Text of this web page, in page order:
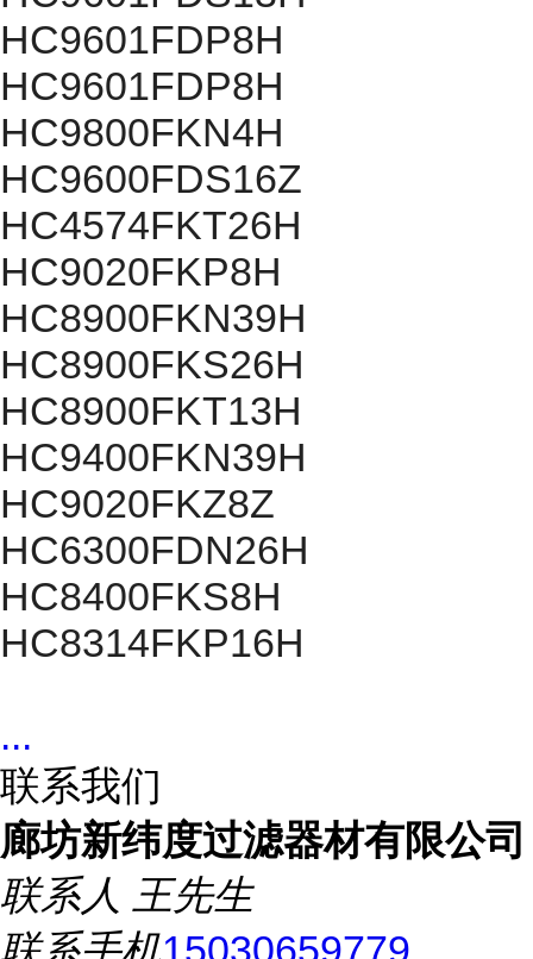
HC9601FDP8H
HC9601FDP8H
HC9800FKN4H
HC9600FDS16Z
HC4574FKT26H
HC9020FKP8H
HC8900FKN39H
HC8900FKS26H
HC8900FKT13H
HC9400FKN39H
HC9020FKZ8Z
HC6300FDN26H
HC8400FKS8H
HC8314FKP16H
...
联系我们
廊坊新纬度过滤器材有限公司
联系人 王先生
联系手机15030659779